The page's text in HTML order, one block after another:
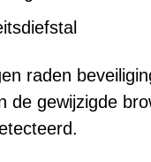
raden
de gewijzigde